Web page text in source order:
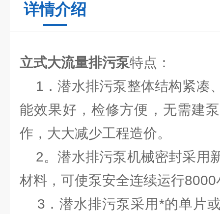
详情介绍
立式大流量排污泵特点：
1．潜水排污泵整体结构紧凑
能效果好，检修方便，无需建
作，大大减少工程造价。
2。潜水排污泵机械密封采用
材料，可使泵安全连续运行
3．潜水排污泵采用*的单片